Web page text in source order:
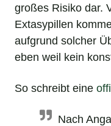
großes Risiko dar.
Extasypillen
aufgrund solcher
eben weil kein
So schreibt eine
Nach